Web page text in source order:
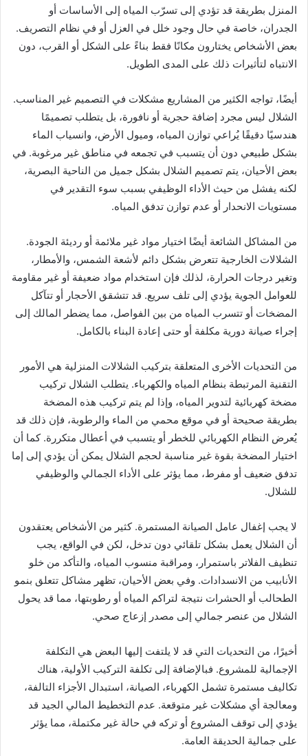
المنزل بطريقة قد تؤدي إلى تسرّب المياه إلى الأساسات أو
الجدران، خاصة في حال وجود خلل في العزل أو في نظام التصريف.
بعض الأشخاص يختارون مكانًا فقط بناءً على الشكل أو القرب، دون
الانتباه لتأثيرات ذلك على المدى الطويل.
أيضًا، تواجه الكثير من المشاريع مشكلات في التصميم غير المناسب.
الشلال ليس مجرد إضافة حجرية أو نافورة، بل يتطلب تصميمًا
هندسيًا دقيقًا يُراعي توازن المياه، وميول الأرض، وانسياب الماء
بشكل طبيعي دون أن يتسبب في تجمعه في مناطق غير مرغوبة. في
بعض الأحيان، يتم تصميم الشلال بشكل جميل من الناحية البصرية،
لكنه يفشل من حيث الأداء الوظيفي بسبب سوء التقدير في
مستويات الانحدار أو عدم توازن تدفق المياه.
من المشاكل الشائعة أيضًا اختيار مواد غير ملائمة أو رديئة الجودة.
الشلالات الخارجية تتعرض بشكل دائم لأشعة الشمس، والأمطار،
وتغير درجات الحرارة، لذلك فإن استخدام مواد ضعيفة أو غير مقاومة
للعوامل الجوية يؤدي إلى تلف سريع. قد تتشقق الأحجار أو تتآكل
المضخات أو تتسرب المياه من بين الفواصل، مما يضطر المالك إلى
إجراء صيانة دورية مكلفة أو حتى إعادة البناء بالكامل.
من التحديات الأخرى المتعلقة بتركيب الشلالات المنزلية هي الأمور
التقنية المرتبطة بنظام المياه والكهرباء. يتطلب الشلال تركيب
مضخة كهربائية لتدوير المياه، وإذا لم يتم تركيب هذه المضخة
بطريقة صحيحة أو في موقع محمي من الماء والرطوبة، فإن ذلك قد
يُعرض النظام الكهربائي للخطر أو يتسبب في أعطال متكررة. كما أن
اختيار المضخة بقوة غير مناسبة لحجم الشلال يمكن أن يؤدي إلى إما
تدفق ضعيف أو مفرط، مما يؤثر على الأداء الجمالي والوظيفي
للشلال.
لا يجب إغفال عامل الصيانة المستمرة. كثير من الأشخاص يعتقدون
أن الشلال يعمل بشكل تلقائي دون تدخل، لكن في الواقع، يجب
تنظيف الفلاتر باستمرار، ومراقبة منسوب المياه، والتأكد من خلو
الأنابيب من الانسدادات. وفي بعض الأحيان، تظهر مشاكل تتعلق بنمو
الطحالب أو الحشرات نتيجة لتراكم المياه أو رطوبتها، مما قد يحول
الشلال من عنصر جمالي إلى مصدر إزعاج صحي.
أخيرًا، من التحديات التي قد لا يلتفت إليها البعض هي التكلفة
الإجمالية للمشروع. فبالإضافة إلى تكلفة التركيب الأولية، هناك
تكاليف مستمرة تشمل الكهرباء، الصيانة، استبدال الأجزاء التالفة،
ومعالجة أي مشكلات غير متوقعة. عدم التخطيط المالي الجيد قد
يؤدي إلى توقف المشروع أو تركه في حالة غير مكتملة، مما يؤثر
على جمالية الحديقة العامة.